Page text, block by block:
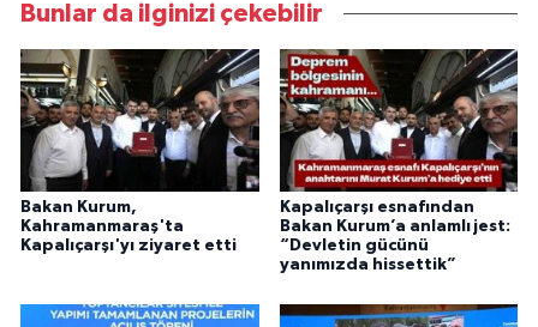
Bunlar da ilginizi çekebilir
Bakan Kurum,
Kahramanmaraş'ta
Kapalıçarşı'yı ziyaret etti
Kapalıçarşı esnafından
Bakan Kurum’a anlamlı jest:
“Devletin gücünü
yanımızda hissettik”